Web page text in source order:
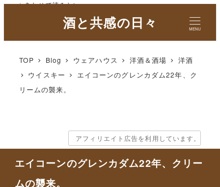
酒と共感の日々 MENU
TOP Blog ウェアハウス 洋酒＆酒場
洋酒
ウイスキー
エイコーンのグレンカダム22年、ク
リームの襲来。
アフィリエイト広告を利用しています。
エイコーンのグレンカダム22年、クリー
ムの襲来。
✓ あわせて読みたい